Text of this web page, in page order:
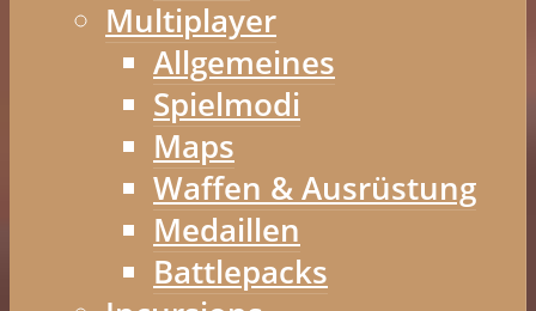
Multiplayer
Allgemeines
Spielmodi
Maps
Waffen & Ausrüstung
Medaillen
Battlepacks